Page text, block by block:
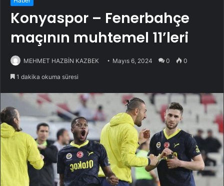
Konyaspor – Fenerbahçe
maçının muhtemel 11’leri
MEHMET HAZBİN KAZBEK Mayıs 6, 2024 0 0
1 dakika okuma süresi